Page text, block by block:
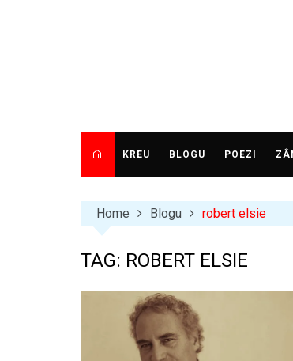
KREU BLOGU POEZI
Home Blogu robert elsie
TAG: ROBERT ELSIE